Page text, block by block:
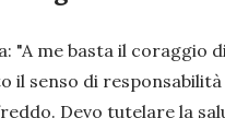
"A me basta il coraggio
il senso di
Devo tutelare la